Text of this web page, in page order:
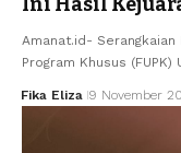
Amanat.id-
Program Khusus (FUPK)
Fika Eliza 9 November